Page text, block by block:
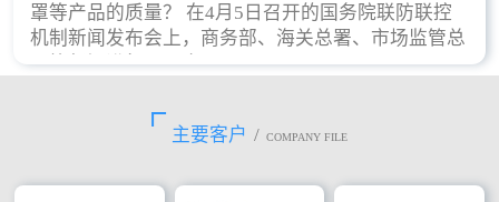
罩等产品的质量？ 在4月5日召开的国务院联防联控
机制新闻发布会上，商务部、海关总署、市场监管总
局等部门进行了回应。
主要客户 / COMPANY FILE